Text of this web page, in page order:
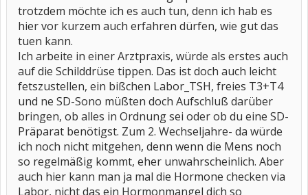
trotzdem möchte ich es auch tun, denn ich hab es
hier vor kurzem auch erfahren dürfen, wie gut das
tuen kann.
Ich arbeite in einer Arztpraxis, würde als erstes auch
auf die Schilddrüse tippen. Das ist doch auch leicht
fetszustellen, ein bißchen Labor_TSH, freies T3+T4
und ne SD-Sono müßten doch Aufschluß darüber
bringen, ob alles in Ordnung sei oder ob du eine SD-
Präparat benötigst. Zum 2. Wechseljahre- da würde
ich noch nicht mitgehen, denn wenn die Mens noch
so regelmäßig kommt, eher unwahrscheinlich. Aber
auch hier kann man ja mal die Hormone checken via
Labor, nicht das ein Hormonmangel dich so